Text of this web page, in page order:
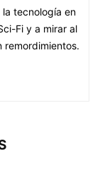
tecnología en
Fi y a mirar al
remordimientos.